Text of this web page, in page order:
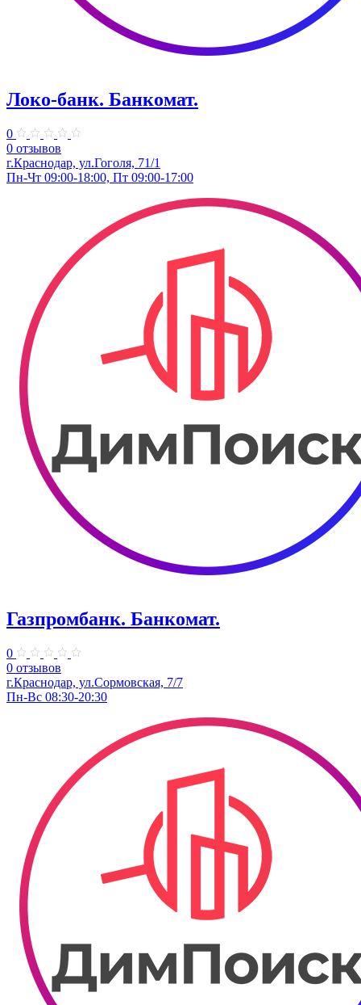
Локо-банк. Банкомат.
0
0 отзывов
г.Краснодар, ул.Гоголя, 71/1
Пн-Чт 09:00-18:00, Пт 09:00-17:00
Газпромбанк. Банкомат.
0
0 отзывов
г.Краснодар, ул.Сормовская, 7/7
Пн-Вс 08:30-20:30